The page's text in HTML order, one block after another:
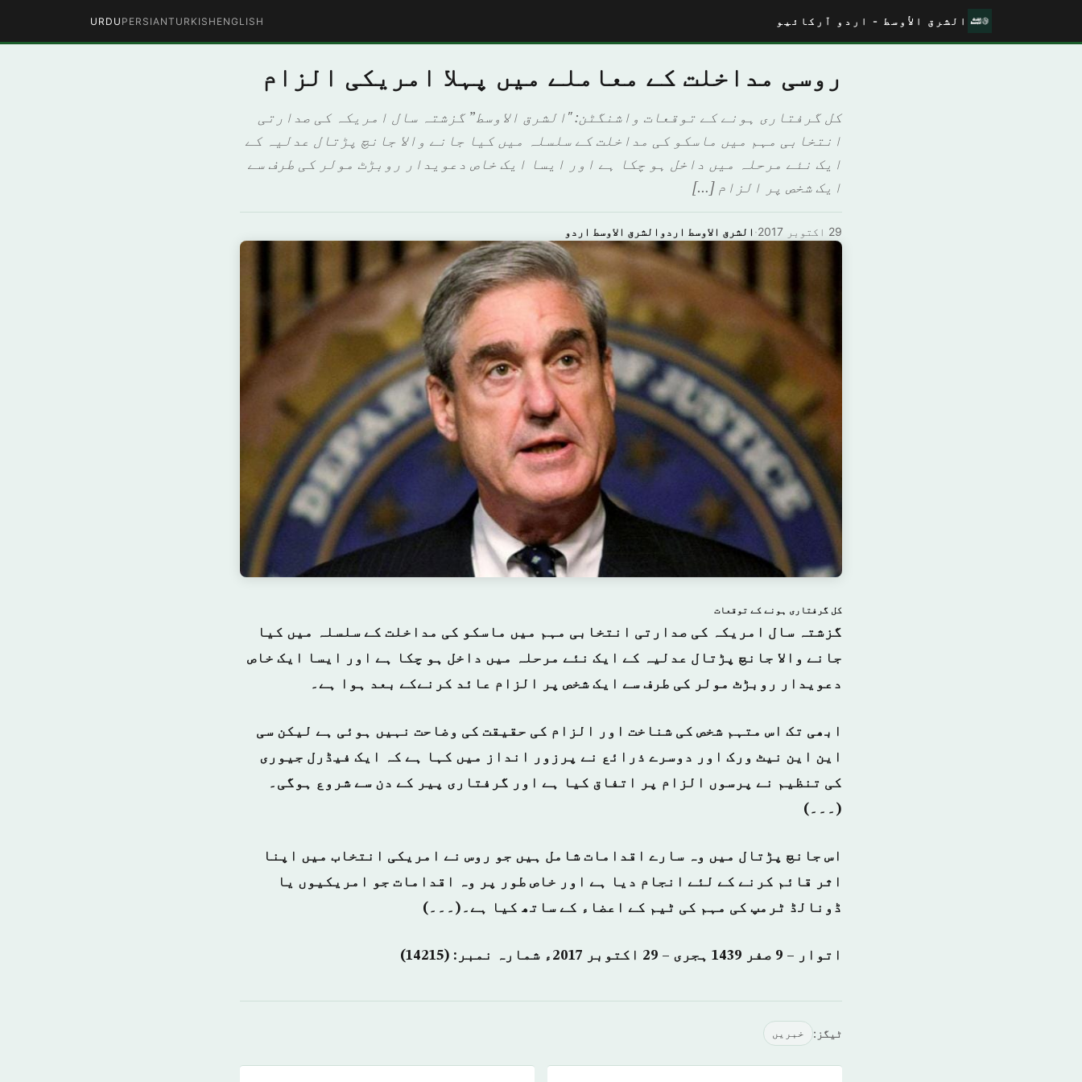
الشرق الأوسط - اردو آرکائیو ENGLISH
TURKISH
PERSIAN
URDU
روسی مداخلت کے معاملے میں پہلا امریکی الزام
کل گرفتاری ہونے کے توقعات واشنگٹن: "الشرق الاوسط” گزشتہ سال امریکہ کی صدارتی
انتخابی مہم میں ماسکو کی مداخلت کے سلسلہ میں کیا جانے والا جانچ پڑتال عدلیہ کے
ایک نئے مرحلہ میں داخل ہو چکا ہے اور ایسا ایک خاص دعویدار روبڑٹ مولر کی طرف سے
ایک شخص پر الزام […]
الشرق الاوسط اردوالشرق الاوسط اردو · 29 اکتوبر 2017
کل گرفتاری ہونے کے توقعات
گزشتہ سال امریکہ کی صدارتی انتخابی مہم میں ماسکو کی مداخلت کے سلسلہ میں کیا
جانے والا جانچ پڑتال عدلیہ کے ایک نئے مرحلہ میں داخل ہو چکا ہے اور ایسا ایک خاص
دعویدار روبڑٹ مولر کی طرف سے ایک شخص پر الزام عائد کرنےکے بعد ہوا ہے۔
ابھی تک اس متہم شخص کی شناخت اور الزام کی حقیقت کی وضاحت نہیں ہوئی ہے لیکن سی
این این نیٹ ورک اور دوسرے ذرائع نے پرزور انداز میں کہا ہے کہ ایک فیڈرل جیوری
کی تنظیم نے پرسوں الزام پر اتفاق کیا ہے اور گرفتاری پیر کے دن سے شروع ہوگی۔
(۔۔۔)
اس جانچ پڑتال میں وہ سارے اقدامات شامل ہیں جو روس نے امریکی انتخاب میں اپنا
اثر قائم کرنے کے لئے انجام دیا ہے اور خاص طور پر وہ اقدامات جو امریکیوں یا
ڈونالڈ ٹرمپ کی مہم کی ٹیم کے اعضاء کے ساتھ کیا ہے۔(۔۔۔)
اتوار – 9 صفر 1439 ہجری – 29 اكتوبر 2017ء شمارہ نمبر: (14215)
ٹیگز: خبريں